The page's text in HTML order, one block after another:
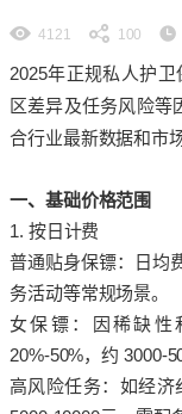
4121 100
2025年正规私人护
区差异及任务风险等
合行业最新数据和市
一、基础价格范围
1. 按日计费
普通贴身保镖：日均
务活动等常规场景。
女保镖：因稀缺性
20%-50%，约 3000-
高风险任务：如经济